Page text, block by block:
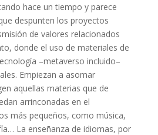
hace un tiempo y parece
despunten los proyectos
de valores relacionados
donde el uso de materiales de
–metaverso incluido–
Empiezan a asomar
aquellas materias que de
arrinconadas en el
más pequeños, como música,
La enseñanza de idiomas, por